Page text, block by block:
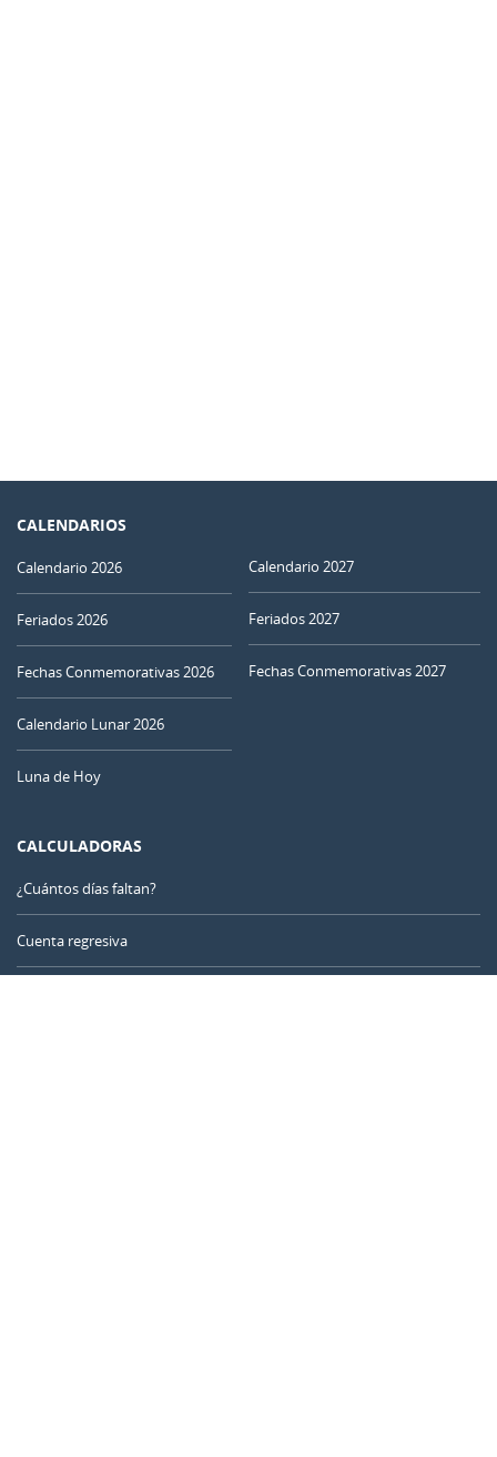
CALENDARIOS
Calendario 2026
Feriados 2026
Fechas Conmemorativas 2026
Calendario Lunar 2026
Luna de Hoy
Calendario 2027
Feriados 2027
Fechas Conmemorativas 2027
CALCULADORAS
¿Cuántos días faltan?
Cuenta regresiva